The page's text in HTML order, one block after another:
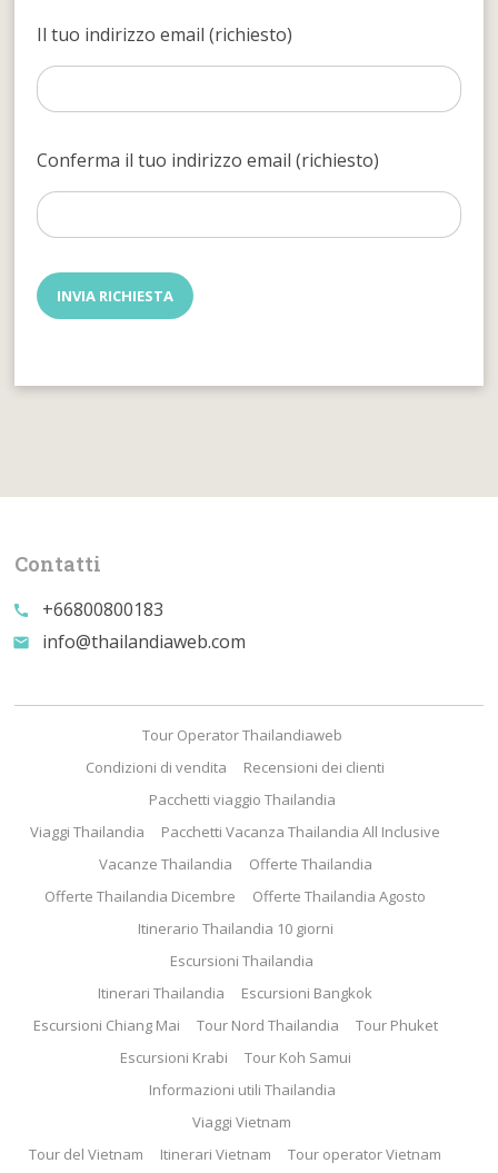
Il tuo indirizzo email (richiesto)
Conferma il tuo indirizzo email (richiesto)
Contatti
call +66800800183
email info@thailandiaweb.com
Tour Operator Thailandiaweb
Condizioni di vendita
Recensioni dei clienti
Pacchetti viaggio Thailandia
Viaggi Thailandia
Pacchetti Vacanza Thailandia All Inclusive
Vacanze Thailandia
Offerte Thailandia
Offerte Thailandia Dicembre
Offerte Thailandia Agosto
Itinerario Thailandia 10 giorni
Escursioni Thailandia
Itinerari Thailandia
Escursioni Bangkok
Escursioni Chiang Mai
Tour Nord Thailandia
Tour Phuket
Escursioni Krabi
Tour Koh Samui
Informazioni utili Thailandia
Viaggi Vietnam
Tour del Vietnam
Itinerari Vietnam Tour operator Vietnam